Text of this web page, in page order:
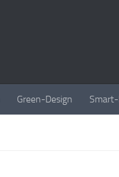
Green-Design